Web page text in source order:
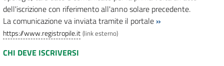
dell'iscrizione con riferimento all'anno solare precedente.
La comunicazione va inviata tramite il portale»
https://www.registropile.it (link esterno)
CHI DEVE ISCRIVERSI